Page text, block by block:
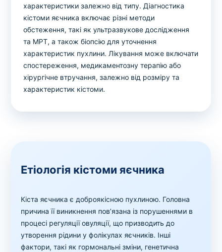
характеристики залежно від типу. Діагностика
кістоми яєчника включає різні методи
обстеження, такі як ультразвукове дослідження
та МРТ, а також біопсію для уточнення
характеристик пухлини. Лікування може включати
спостереження, медикаментозну терапію або
хірургічне втручання, залежно від розміру та
характеристик кістоми.
Етіологія кістоми яєчника
Кіста яєчника є доброякісною пухлиною. Головна
причина її виникнення пов’язана із порушеннями в
процесі регуляції овуляції, що призводить до
утворення рідини у фолікулах яєчників. Інші
фактори, такі як гормональні зміни, генетична